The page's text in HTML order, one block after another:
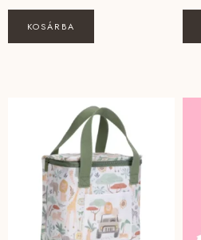
KOSÁRBA